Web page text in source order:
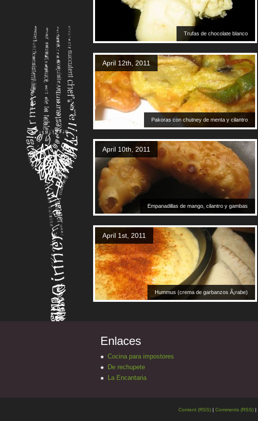
Trufas de chocolate blanco
Pakoras con chutney de menta y cilantro
April 12th, 2011
Empanadillas de mango, cilantro y gambas
April 10th, 2011
Hummus (crema de garbanzos Ã¡rabe)
April 1st, 2011
Enlaces
Cocina para impostores
De rechupete
La Encantaria
Content (RSS) | Comments (RSS) |